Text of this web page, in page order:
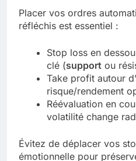
Placer vos ordres
réfléchis est essentiel :
Stop loss en
clé (support ou
Take profit autour
risque/rendement
Réévaluation en
volatilité change
Évitez de déplacer vos
émotionnelle pour